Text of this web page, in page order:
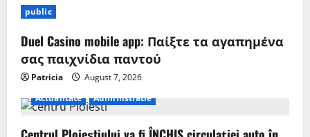
public
Duel Casino mobile app: Παίξτε τα αγαπημένα
σας παιχνίδια παντού
Patricia
August 7, 2026
Actualitate
Administratie